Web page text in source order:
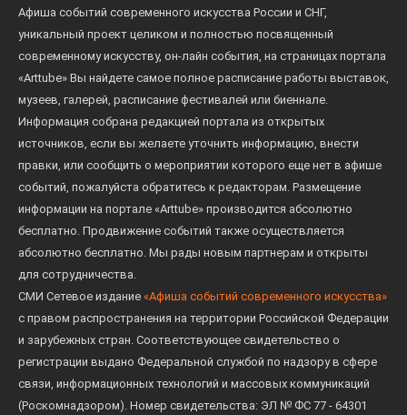
Афиша событий современного искусства России и СНГ,
уникальный проект целиком и полностью посвященный
современному искусству, он-лайн события, на страницах портала
«Arttube» Вы найдете самое полное расписание работы выставок,
музеев, галерей, расписание фестивалей или биеннале.
Информация собрана редакцией портала из открытых
источников, если вы желаете уточнить информацию, внести
правки, или сообщить о мероприятии которого еще нет в афише
событий, пожалуйста обратитесь к редакторам. Размещение
информации на портале «Arttube» производится абсолютно
бесплатно. Продвижение событий также осуществляется
абсолютно бесплатно. Мы рады новым партнерам и открыты
для сотрудничества.
СМИ Сетевое издание «Афиша событий современного искусства»
с правом распространения на территории Российской Федерации
и зарубежных стран. Соответствующее свидетельство о
регистрации выдано Федеральной службой по надзору в сфере
связи, информационных технологий и массовых коммуникаций
(Роскомнадзором). Номер свидетельства: ЭЛ № ФС 77 - 64301